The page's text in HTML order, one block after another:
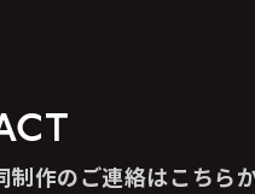
制作のご連絡はこちら